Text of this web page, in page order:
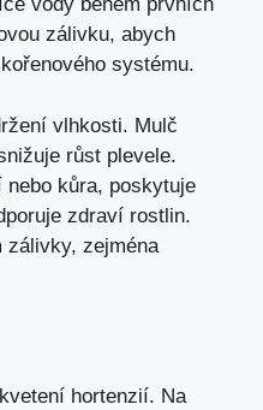
zálivku, abych
systému.
vlhkosti. Mulč
růst plevele.
kůra, poskytuje
zdraví rostlin.
zálivky, zejména
hortenzií. Na